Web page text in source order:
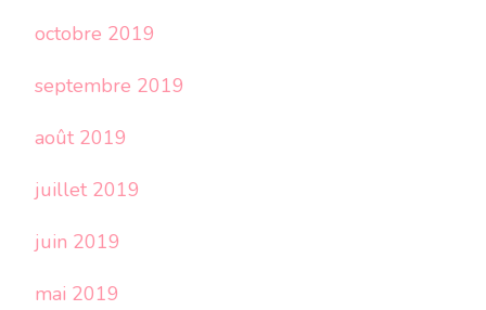
octobre 2019
septembre 2019
août 2019
juillet 2019
juin 2019
mai 2019